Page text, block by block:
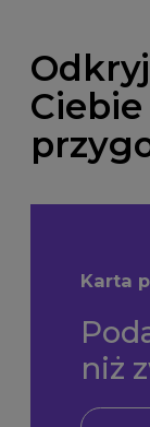
Ciebie
Karta
niż